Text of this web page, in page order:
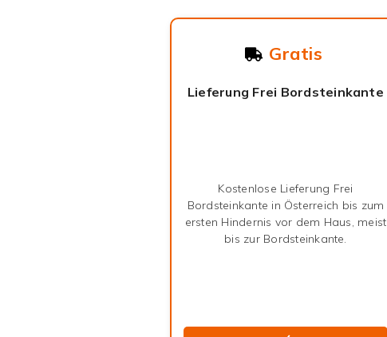
Gratis
Lieferung Frei Bordsteinkante
Kostenlose Lieferung Frei
Bordsteinkante in Österreich bis zum
ersten Hindernis vor dem Haus, meist
bis zur Bordsteinkante.